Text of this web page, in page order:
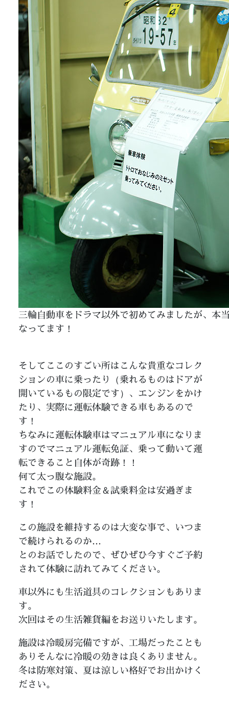
三輪自動車をドラマ以外で初めてみましたが、本
なってます！
そしてここのすごい所はこんな貴重なコレク
ションの車に乗ったり（乗れるものはドアが
開いているもの限定です）、エンジンをかけ
たり、実際に運転体験できる車もあるので
す！
ちなみに運転体験車はマニュアル車になりま
すのでマニュアル運転免証、乗って動いて運
転できること自体が奇跡！！
何て太っ腹な施設。
これでこの体験料金＆試乗料金は安過ぎま
す！
この施設を維持するのは大変な事で、いつま
で続けられるのか…
とのお話でしたので、ぜひぜひ今すぐご予約
されて体験に訪れてみてください。
車以外にも生活道具のコレクションもありま
す。
次回はその生活雑貨編をお送りいたします。
施設は冷暖房完備ですが、工場だったことも
ありそんなに冷暖の効きは良くありません。
冬は防寒対策、夏は涼しい格好でお出かけく
ださい。